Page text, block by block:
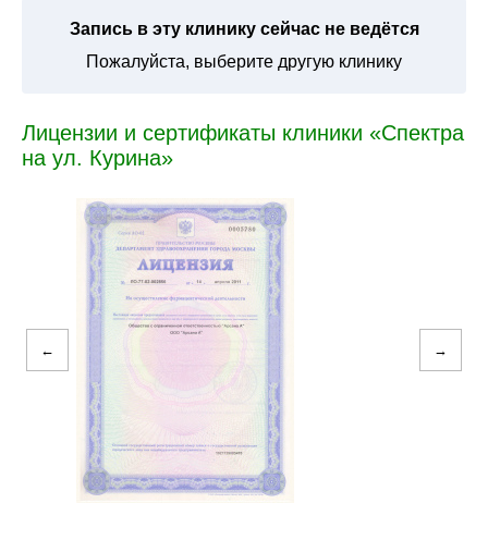
Запись в эту клинику сейчас не ведётся
Пожалуйста, выберите другую клинику
Лицензии и сертификаты клиники «Спектра
на ул. Курина»
← →